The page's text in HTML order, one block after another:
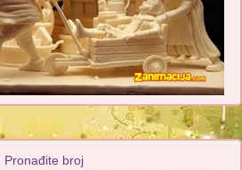
Pronađite broj